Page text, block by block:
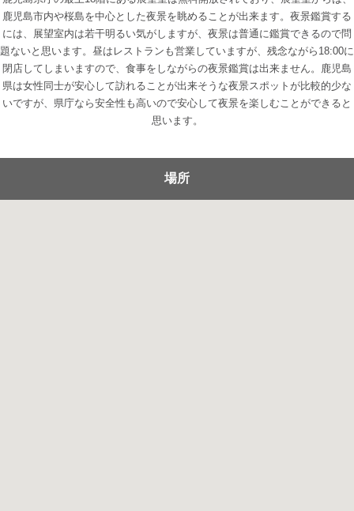
鹿児島市内や桜島を中心とした夜景を眺めることが出来ます。夜景鑑賞する
には、展望室内は若干明るい気がしますが、夜景は普通に鑑賞できるので問
題ないと思います。昼はレストランも営業していますが、残念ながら18:00に
閉店してしまいますので、食事をしながらの夜景鑑賞は出来ません。鹿児島
県は女性同士が安心して訪れることが出来そうな夜景スポットが比較的少な
いですが、県庁なら安全性も高いので安心して夜景を楽しむことができると
思います。
場所